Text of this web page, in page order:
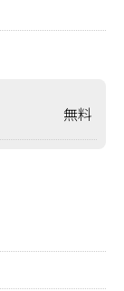
無料